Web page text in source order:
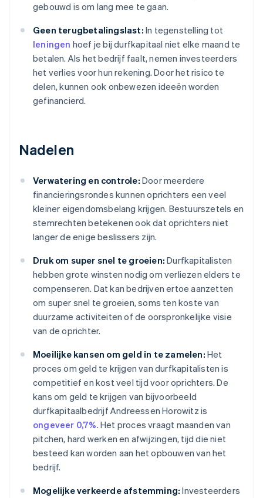
gebouwd is om lang mee te gaan.
Geen terugbetalingslast: In tegenstelling tot
leningen hoef je bij durfkapitaal niet elke maand te
betalen. Als het bedrijf faalt, nemen investeerders
het verlies voor hun rekening. Door het risico te
delen, kunnen ook onbewezen ideeën worden
gefinancierd.
Nadelen
Verwatering en controle: Door meerdere
financieringsrondes kunnen oprichters een veel
kleiner eigendomsbelang krijgen. Bestuurszetels en
stemrechten betekenen ook dat oprichters niet
langer de enige beslissers zijn.
Druk om super snel te groeien: Durfkapitalisten
hebben grote winsten nodig om verliezen elders te
compenseren. Dat kan bedrijven ertoe aanzetten
om super snel te groeien, soms ten koste van
duurzame activiteiten of de oorspronkelijke visie
van de oprichter.
Moeilijke kansen om geld in te zamelen: Het
proces om geld te krijgen van durfkapitalisten is
competitief en kost veel tijd voor oprichters. De
kans om geld te krijgen van bijvoorbeeld
durfkapitaalbedrijf Andreessen Horowitz is
ongeveer 0,7%. Het proces vraagt maanden van
pitchen, hard werken en afwijzingen, tijd die niet
besteed kan worden aan het opbouwen van het
bedrijf.
Mogelijke verkeerde afstemming: Investeerders